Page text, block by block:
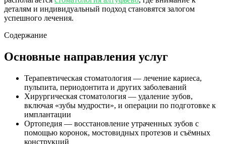
деталям и индивидуальный подход становятся залогом
успешного лечения.
Содержание
Основные направления услуг
Терапевтическая стоматология — лечение кариеса,
пульпита, периодонтита и других заболеваний
Хирургическая стоматология — удаление зубов,
включая «зубы мудрости», и операции по подготовке к
имплантации
Ортопедия — восстановление утраченных зубов с
помощью коронок, мостовидных протезов и съёмных
конструкций